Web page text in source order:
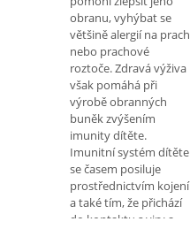
obranu, vyhýbat se
většině alergií na prach
nebo prachové
roztoče. Zdravá výživa
však pomáhá při
výrobě obranných
buněk zvýšením
imunity dítěte.
Imunitní systém dítěte
se časem posiluje
prostřednictvím kojení
a také tím, že přichází
do kontaktu s viry a